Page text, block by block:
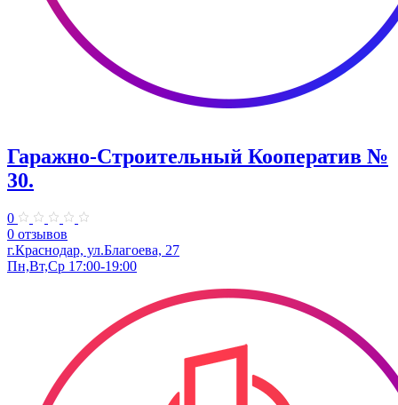
Гаражно-Строительный Кооператив №
30.
0
0 отзывов
г.Краснодар, ул.Благоева, 27
Пн,Вт,Ср 17:00-19:00